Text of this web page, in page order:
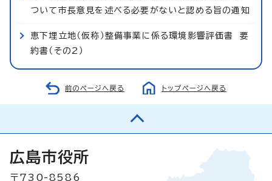
ついて市長意見を述べる必要がないと認める旨の通知
恵下埋立地（仮称）整備事業に係る環境影響評価書 要
約書（その2）
前のページへ戻る トップページへ戻る
広島市役所
〒730-8586